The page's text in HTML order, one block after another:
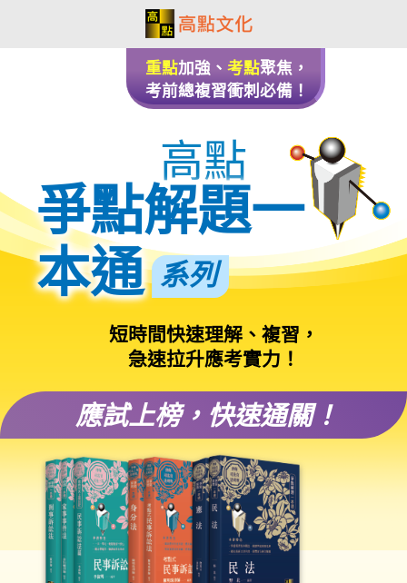
重點加強、考點聚焦，
考前總複習衝刺必備！
高點
爭點解題一
本通 系列
短時間快速理解、複習，
急速拉升應考實力！
應試上榜，快速通關！